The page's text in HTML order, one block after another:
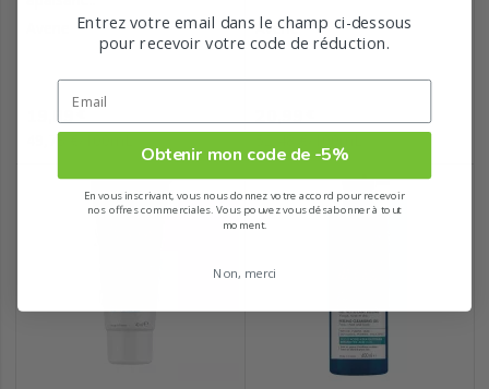
19,89
49,73 €/100mL
Avene
20,99
Entrez votre email dans le champ ci-dessous
pour recevoir votre code de réduction.
Obtenir mon code de -5%
En vous inscrivant, vous nous donnez votre accord pour recevoir
nos offres commerciales. Vous pouvez vous désabonner à tout
moment.
Non, merci